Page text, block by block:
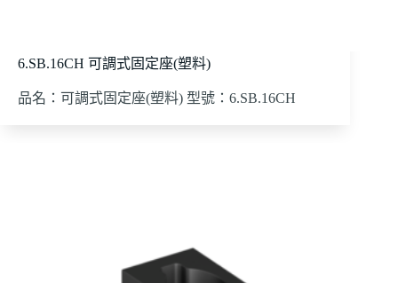
6.SB.16CH 可調式固定座(塑料)
品名：可調式固定座(塑料) 型號：6.SB.16CH